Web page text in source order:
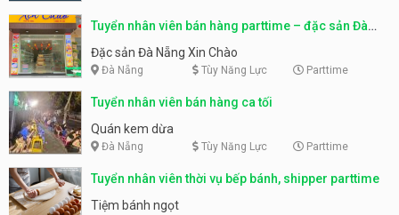
Tuyển nhân viên bán hàng parttime – đặc sản Đà
Nẵng
Đặc sản Đà Nẵng Xin Chào
Đà Nẵng Tùy Năng Lực Parttime
Tuyển nhân viên bán hàng ca tối
Quán kem dừa
Đà Nẵng Tùy Năng Lực Parttime
Tuyển nhân viên thời vụ bếp bánh, shipper parttime
Tiệm bánh ngọt